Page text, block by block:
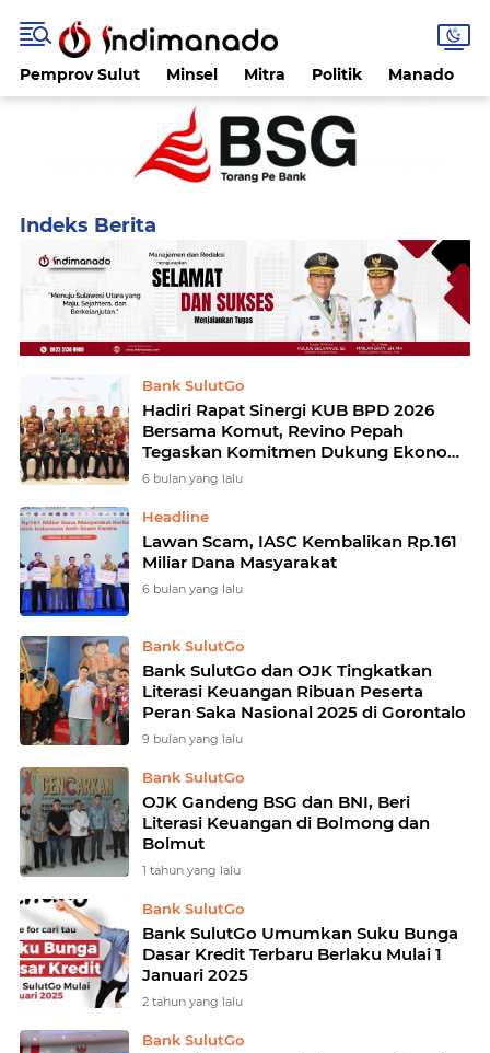
Pemprov Sulut Minsel Mitra Politik Manado
Bank SulutGo
Hadiri Rapat Sinergi KUB BPD 2026
Bersama Komut, Revino Pepah
Tegaskan Komitmen Dukung Ekonomi
Daerah
6 bulan yang lalu
Headline
Lawan Scam, IASC Kembalikan Rp.161
Miliar Dana Masyarakat
6 bulan yang lalu
Bank SulutGo
Bank SulutGo dan OJK Tingkatkan
Literasi Keuangan Ribuan Peserta
Peran Saka Nasional 2025 di Gorontalo
9 bulan yang lalu
Bank SulutGo
OJK Gandeng BSG dan BNI, Beri
Literasi Keuangan di Bolmong dan
Bolmut
1 tahun yang lalu
Bank SulutGo
Bank SulutGo Umumkan Suku Bunga
Dasar Kredit Terbaru Berlaku Mulai 1
Januari 2025
2 tahun yang lalu
Bank SulutGo